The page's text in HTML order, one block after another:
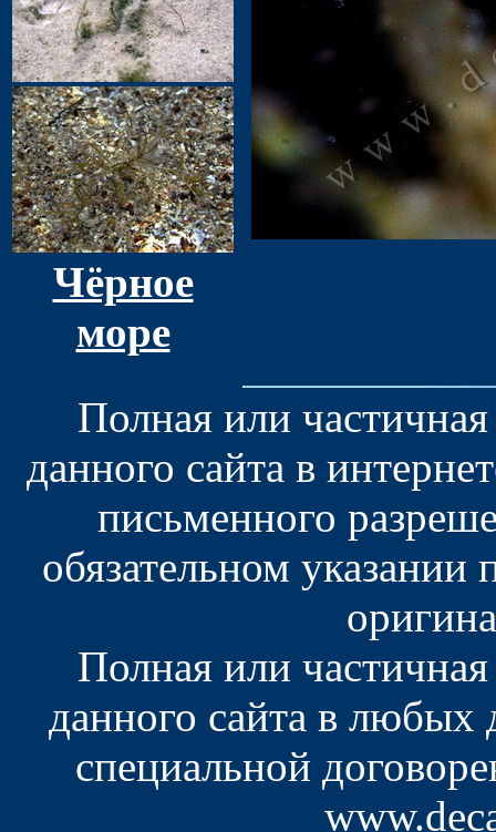
Чёрное
море
Полная или
данного сайта в
письменного
обязательном
Полная или
данного сайта в
специальной